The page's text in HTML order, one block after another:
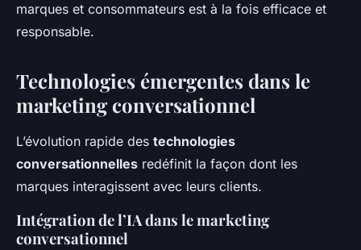
marques et consommateurs est à la fois efficace et
responsable.
Technologies émergentes dans le
marketing conversationnel
L’évolution rapide des technologies
conversationnelles redéfinit la façon dont les
marques interagissent avec leurs clients.
Intégration de l’IA dans le marketing
conversationnel